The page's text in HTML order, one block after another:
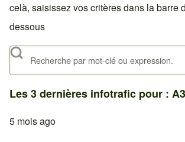
celà, saisissez vos critères dans la barre
dessous
Rechercher
Les 3 dernières infotrafic pour :
5 mois ago